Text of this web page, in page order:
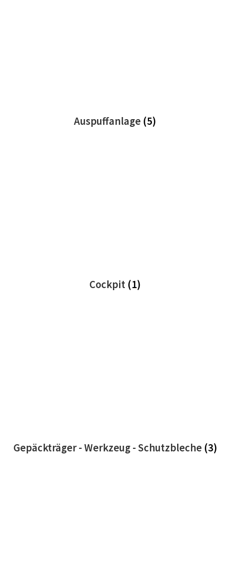
Auspuffanlage (5)
Cockpit (1)
Gepäckträger - Werkzeug - Schutzbleche (3)